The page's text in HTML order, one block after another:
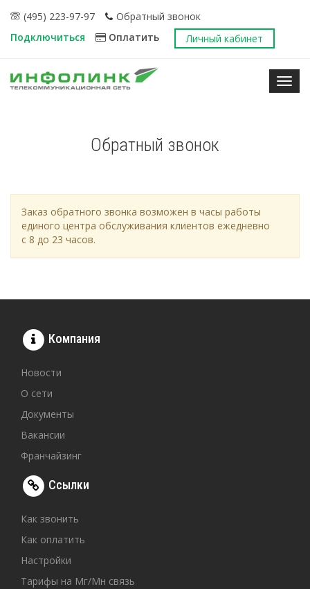
(495) 223-97-97
Обратный звонок
Подключиться
Оплатить Личный кабинет
Обратный звонок
Заказ обратного звонка возможен в часы работы
единого центра обслуживания клиентов ежедневно
с 8 до 23 часов.
Компания
Новости
О сети
Документы
Вакансии
Франчайзинг
Ссылки
Как звонить
Как оплатить
Настройки
Тарифы на Мг/Мн связь